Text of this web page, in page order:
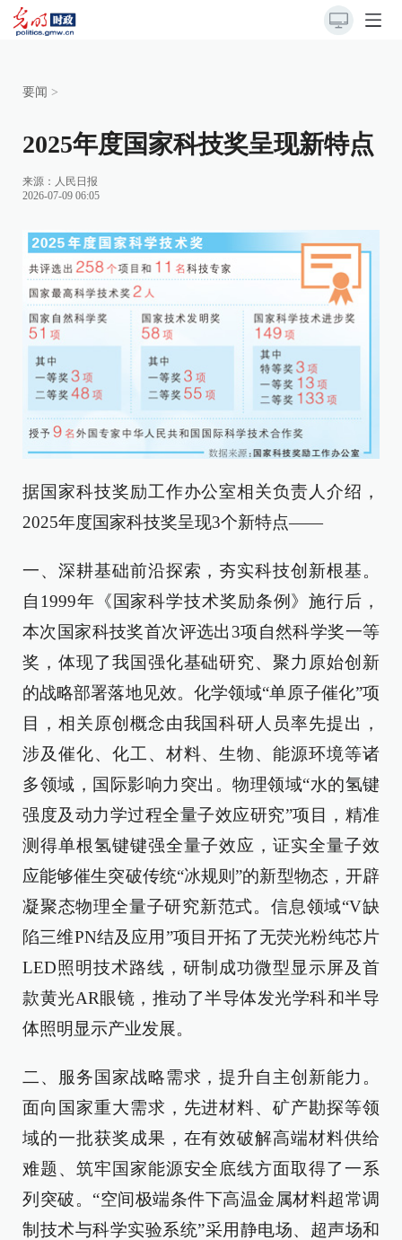
要闻 >
2025年度国家科技奖呈现新特点
来源： 人民日报
2026-07-09 06:05
据国家科技奖励工作办公室相关负责人介绍，
2025年度国家科技奖呈现3个新特点——
一、深耕基础前沿探索，夯实科技创新根基。
自1999年《国家科学技术奖励条例》施行后，
本次国家科技奖首次评选出3项自然科学奖一等
奖，体现了我国强化基础研究、聚力原始创新
的战略部署落地见效。化学领域“单原子催化”项
目，相关原创概念由我国科研人员率先提出，
涉及催化、化工、材料、生物、能源环境等诸
多领域，国际影响力突出。物理领域“水的氢键
强度及动力学过程全量子效应研究”项目，精准
测得单根氢键键强全量子效应，证实全量子效
应能够催生突破传统“冰规则”的新型物态，开辟
凝聚态物理全量子研究新范式。信息领域“V缺
陷三维PN结及应用”项目开拓了无荧光粉纯芯片
LED照明技术路线，研制成功微型显示屏及首
款黄光AR眼镜，推动了半导体发光学科和半导
体照明显示产业发展。
二、服务国家战略需求，提升自主创新能力。
面向国家重大需求，先进材料、矿产勘探等领
域的一批获奖成果，在有效破解高端材料供给
难题、筑牢国家能源安全底线方面取得了一系
列突破。“空间极端条件下高温金属材料超常调
制技术与科学实验系统”采用静电场、超声场和